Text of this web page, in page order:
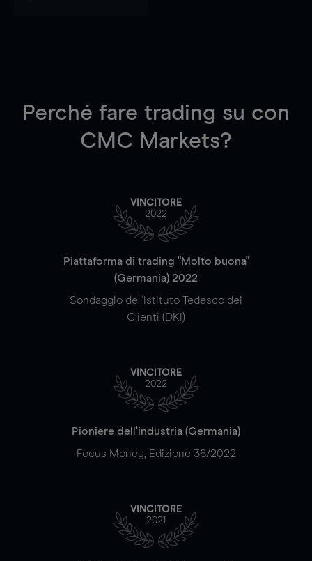
Perché fare trading su con
CMC Markets?
VINCITORE
2022
Piattaforma di trading "Molto buona"
(Germania) 2022
Sondaggio dell'Istituto Tedesco dei
Clienti (DKI)
VINCITORE
2022
Pioniere dell'industria (Germania)
Focus Money, Edizione 36/2022
VINCITORE
2021